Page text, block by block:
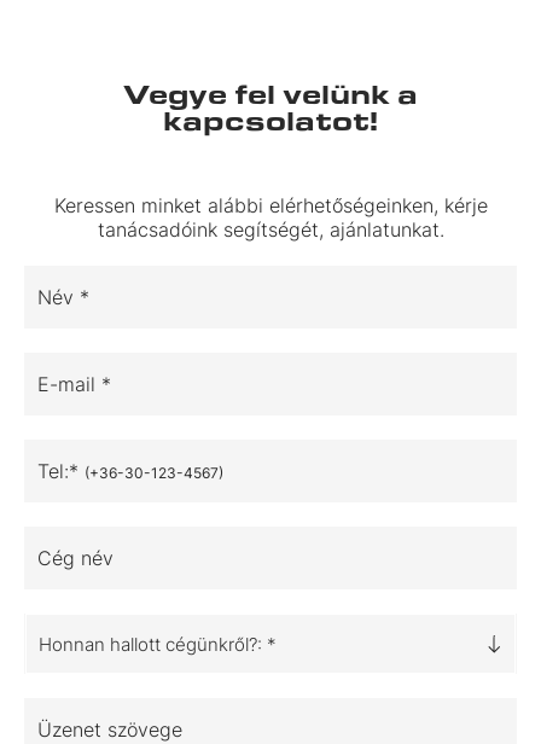
Vegye fel velünk a
kapcsolatot!
Keressen minket alábbi elérhetőségeinken, kérje
tanácsadóink segítségét, ajánlatunkat.
Név *
E-mail *
Tel:* (+36-30-123-4567)
Cég név
Honnan hallott cégünkről?: *
Üzenet szövege